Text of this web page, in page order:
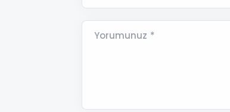
Yorumunuz *